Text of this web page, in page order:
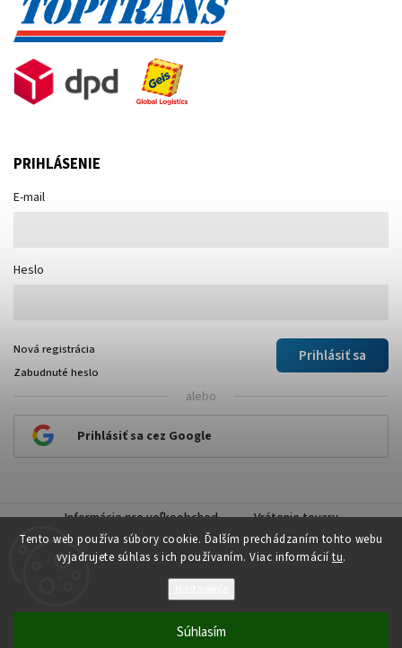
Tento web používa súbory cookie. Ďalším prechádzaním tohto webu
vyjadrujete súhlas s ich používaním. Viac informácií tu.
Súhlasím
PRIHLÁSENIE
E-mail
Heslo
Prihlásiť sa
Nová registrácia
Zabudnuté heslo
alebo
Prihlásiť sa cez Google
Informácie pre veľkoobchod Vrátenie tovaru
Plastick. Všetky práva vyhradené.